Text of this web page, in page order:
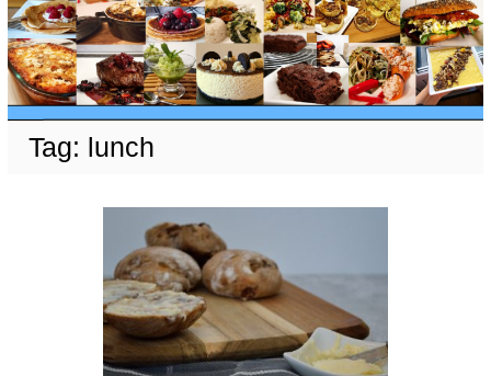
i
n
h
o
u
Tag: lunch